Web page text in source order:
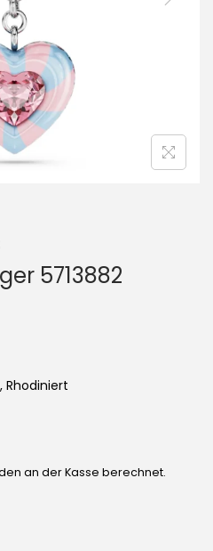
i
o
n
5713882
Rhodiniert
an der Kasse berechnet.